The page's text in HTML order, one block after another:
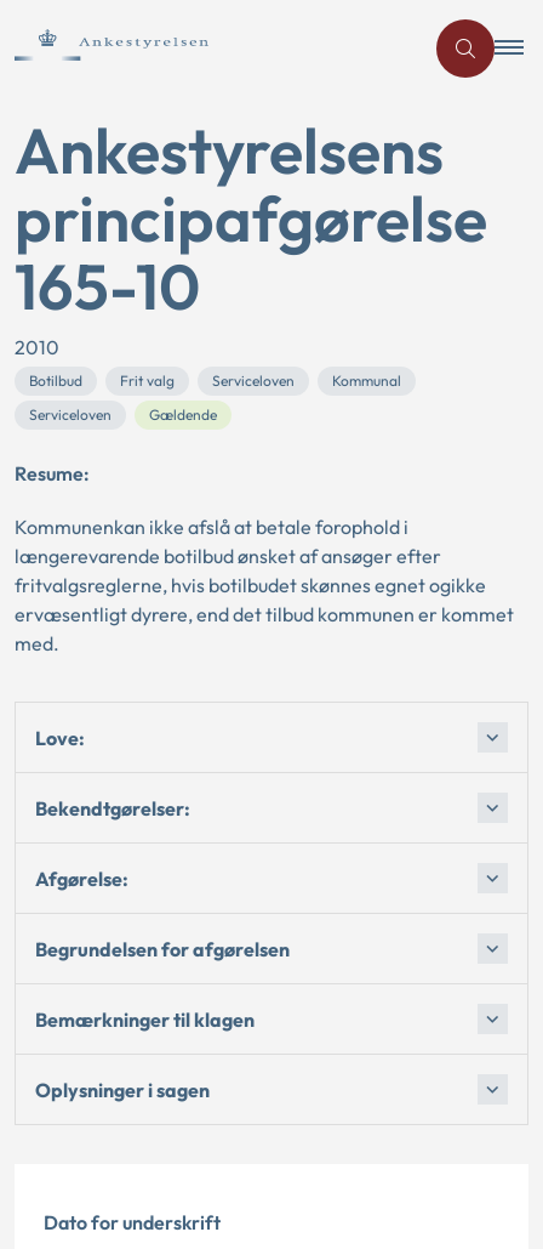
Ankestyrelsens
principafgørelse
165-10
2010
Botilbud Frit valg Serviceloven
Kommunal
Serviceloven
Gældende
Resume:
Kommunenkan ikke afslå at betale forophold i
længerevarende botilbud ønsket af ansøger efter
fritvalgsreglerne, hvis botilbudet skønnes egnet ogikke
ervæsentligt dyrere, end det tilbud kommunen er kommet
med.
Love:
Bekendtgørelser:
Afgørelse:
Begrundelsen for afgørelsen
Bemærkninger til klagen
Oplysninger i sagen
Dato for underskrift